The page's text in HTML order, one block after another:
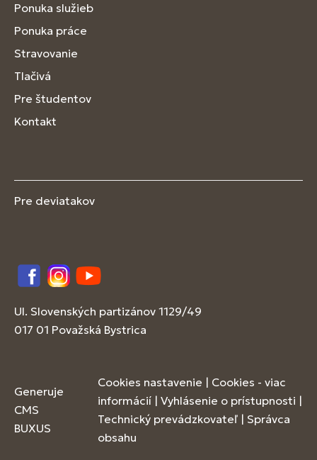
Ponuka služieb
Ponuka práce
Stravovanie
Tlačivá
Pre študentov
Kontakt
Pre deviatakov
FacebookInstagram
YouTube
Ul. Slovenských partizánov 1129/49
017 01 Považská Bystrica
Generuje
CMS
BUXUS
Cookies nastavenie | Cookies - viac
informácií | Vyhlásenie o prístupnosti |
Technický prevádzkovateľ | Správca
obsahu